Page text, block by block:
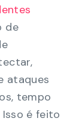
de
ataques
tempo
é feito